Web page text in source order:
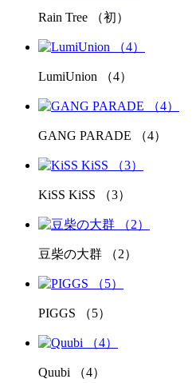
Rain Tree （初）
LumiUnion （4）
GANG PARADE （4）
KiSS KiSS （3）
豆柴の大群 （2）
PIGGS （5）
Quubi （4）